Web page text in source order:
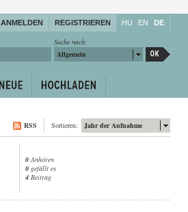
ANMELDEN REGISTRIEREN HU EN DE
Suche nach:
Allgemein
Jahr der Aufnahme
Sortieren:
RSS
0 Anhören
0 gefällt es
4 Beitrag